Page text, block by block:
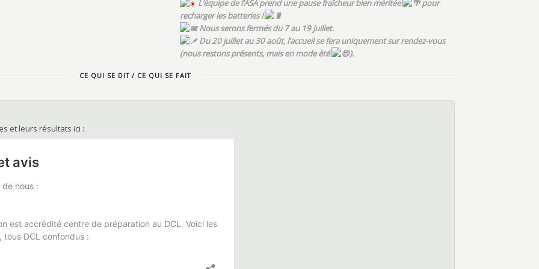
L’équipe de l’ASA prend une pause fraîcheur bien méritée
pour
recharger les batteries !
Nous serons fermés du 7 au 19 juillet.
Du 20 juillet au 30 août, l’accueil se fera uniquement sur rendez-vous
(nous restons présents, mais en mode été
).
CE QUI SE DIT / CE QUI SE FAIT
et leurs résultats ici :
peut compter sur des financeurs réguliers :
jeunesse, à l'engagement et aux sports